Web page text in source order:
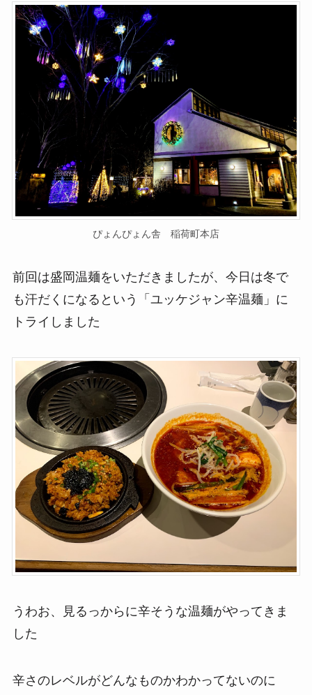
ぴょんぴょん舎 稲荷町本店
前回は盛岡温麺をいただきましたが、今日は冬で
も汗だくになるという「ユッケジャン辛温麺」に
トライしました
うわお、見るっからに辛そうな温麺がやってきま
した
辛さのレベルがどんなものかわかってないのに